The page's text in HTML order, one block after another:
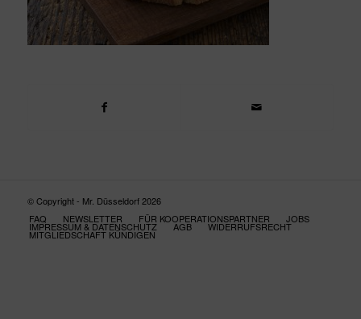
© Copyright - Mr. Düsseldorf 2026
FAQ
NEWSLETTER FÜR KOOPERATIONSPARTNER JOBS
IMPRESSUM & DATENSCHUTZ AGB WIDERRUFSRECHT
MITGLIEDSCHAFT KÜNDIGEN